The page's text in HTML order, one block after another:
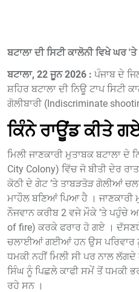
ਬਟਾਲਾ ਦੀ ਸਿਟੀ ਕਾਲੋਨੀ ਵਿਖੇ ਘਰ
ਬਟਾਲਾ, 22 ਜੂਨ 2026 : ਪੰਜਾਬ ਦੇ
ਸ਼ਹਿਰ ਬਟਾਲਾ ਦੀ ਨਿਊ ਟਾਪ ਸਿਟੀ
ਗੋਲੀਬਾਰੀ (Indiscriminate
ਕਿੰਨੇ ਰਾਊਂਡ ਕੀਤੇ
ਮਿਲੀ ਜਾਣਕਾਰੀ ਮੁਤਾਬਕ ਬਟਾਲਾ ਦੇ
City Colony) ਵਿੱਚ ਜੋ ਬੀਤੀ ਦੇਰ
ਕੋਠੀ ਦੇ ਗੇਟ ’ਤੇ ਤਾਬੜਤੋੜ ਗੋਲੀਆਂ
ਮਾਹੌਲ ਬਣਿਆਂ ਪਿਆ ਹੈ । ਜਾਣਕਾਰੀ
ਨੌਜਵਾਨ ਕਰੀਬ 2 ਵਜੇ ਮੌਕੇ ’ਤੇ ਪਹੁੰਚੇ
of fire) ਕਰਕੇ ਫਰਾਰ ਹੋ ਗਏ ।
ਚਲਾਈਆਂ ਗਈਆਂ ਹਨ ਉਸ ਪਰਿਵਾਰ ਨੂੰ
ਧਮਕੀ ਨਹੀਂ ਮਿਲੀ ਸੀ ਪਰ ਨਾਲ ਲੱਗਦੇ
ਸਿੰਘ ਨੂੰ ਪਿਛਲੇ ਕਾਫੀ ਸਮੇਂ ਤੋਂ
ਰਹੇ ਸਨ ।